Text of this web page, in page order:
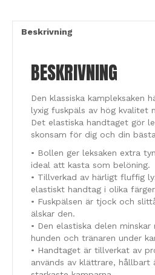
Beskrivning
BESKRIVNING
Den klassiska kampleksaken
lyxig fuskpäls av hög kvalitet
Det elastiska handtaget gör
skonsam för dig och din
• Bollen ger leksaken extra
ideal att kasta som belöning.
• Tillverkad av härligt fluffig
elastiskt handtag i olika
• Fuskpälsen är tjock och
älskar den.
• Den elastiska delen
hunden och tränaren under
• Handtaget är tillverkat av
används av klättrare, hållbart